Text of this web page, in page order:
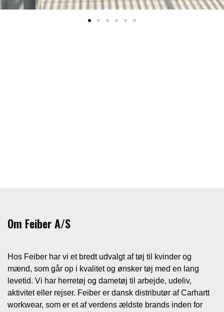
Om Feiber A/S
Hos Feiber har vi et bredt udvalgt af tøj til kvinder og
mænd, som går op i kvalitet og ønsker tøj med en lang
levetid. Vi har herretøj og dametøj til arbejde, udeliv,
aktivitet eller rejser. Feiber er dansk distributør af Carhartt
workwear, som er et af verdens ældste brands inden for